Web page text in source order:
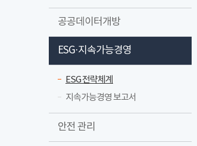
공공데이터개방
ESG·지속가능경영
ESG 전략체계
지속가능경영 보고서
안전 관리